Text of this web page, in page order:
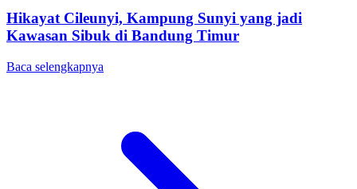
Hikayat Cileunyi, Kampung Sunyi yang jadi
Kawasan Sibuk di Bandung Timur
Baca selengkapnya